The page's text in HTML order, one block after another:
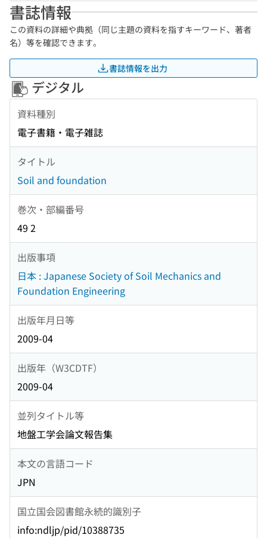
書誌情報
この資料の詳細や典拠（同じ主題の資料を指すキーワード、著者
名）等を確認できます。
書誌情報を出力
デジタル
資料種別
電子書籍・電子雑誌
タイトル
Soil and foundation
巻次・部編番号
49 2
出版事項
日本 : Japanese Society of Soil Mechanics and
Foundation Engineering
出版年月日等
2009-04
出版年（W3CDTF）
2009-04
並列タイトル等
地盤工学会論文報告集
本文の言語コード
JPN
国立国会図書館永続的識別子
info:ndljp/pid/10388735